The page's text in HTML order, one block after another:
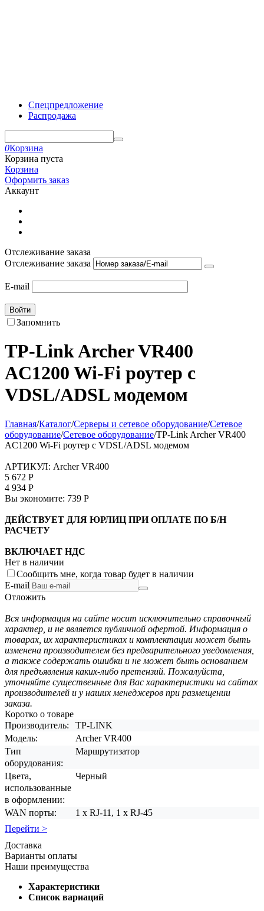
Спецпредложение
Распродажа
0Корзина
Корзина пуста
Корзина
Оформить заказ
Аккаунт
Отслеживание заказа
Отслеживание заказа
E-mail
Войти
Запомнить
TP-Link Archer VR400
AC1200 Wi-Fi роутер с
VDSL/ADSL модемом
Главная/Каталог/Серверы и сетевое оборудование/Сетевое
оборудование/Сетевое оборудование/TP-Link Archer VR400
AC1200 Wi-Fi роутер с VDSL/ADSL модемом
АРТИКУЛ: Archer VR400
5 672 Р
4 934 Р
Вы экономите: 739 Р
ДЕЙСТВУЕТ ДЛЯ ЮРЛИЦ ПРИ ОПЛАТЕ ПО Б/Н
РАСЧЕТУ
ВКЛЮЧАЕТ НДС
Нет в наличии
Сообщить мне, когда товар будет в наличии
E-mail
Отложить
Вся информация на сайте носит исключительно справочный
характер, и не является публичной офертой. Информация о
товарах, их характеристиках и комплектации может быть
изменена производителем без предварительного уведомления,
а также содержать ошибки и не может быть основанием
для предъявления каких-либо претензий. Пожалуйста,
уточняйте существенные для Вас характеристики на сайтах
производителей и у наших менеджеров при размещении
заказа.
Коротко о товаре
Производитель:
TP-LINK
Модель:
Archer VR400
Тип
оборудования:
Маршрутизатор
Цвета,
использованные
в оформлении:
Черный
WAN порты:
1 x RJ-11, 1 x RJ-45
Перейти >
Доставка
Варианты оплаты
Наши преимущества
Характеристики
Список вариаций